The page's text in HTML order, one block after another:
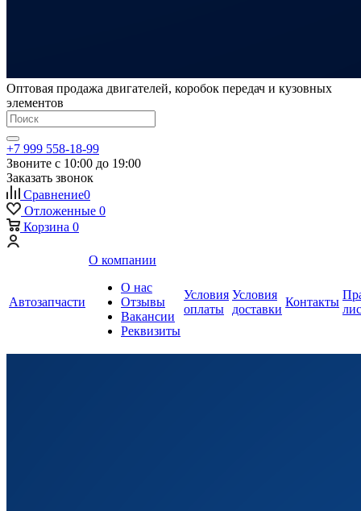
Оптовая продажа двигателей, коробок передач и кузовных
элементов
+7 999 558-18-99
Звоните с 10:00 до 19:00
Заказать звонок
Сравнение0
Отложенные 0
Корзина 0
Автозапчасти
О компании
О нас
Отзывы
Вакансии
Реквизиты
Условия
оплаты
Условия
доставки
Контакты